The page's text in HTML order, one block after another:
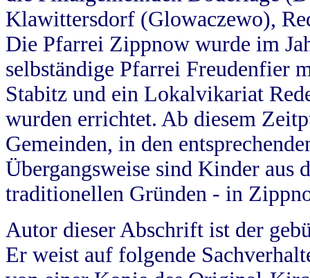
Klawittersdorf (Glowaczewo),
Die Pfarrei Zippnow wurde im
selbständige Pfarrei Freudenfier
Stabitz und ein Lokalvikariat
wurden errichtet. Ab diesem
Gemeinden, in den
Übergangsweise sind Kinder aus
traditionellen Gründen - in
Autor dieser Abschrift ist der
Er weist auf folgende